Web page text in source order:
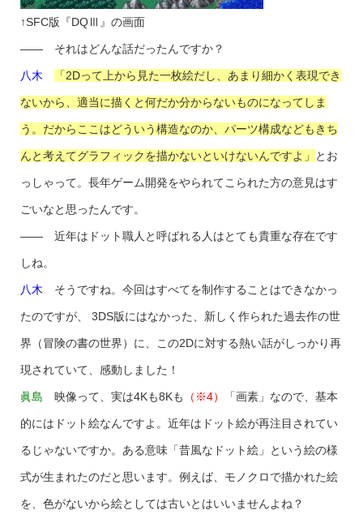
↑SFC版『DQⅢ』の画面
―― それはどんな話だったんですか？
八木 「2Dって上から見た一枚絵だし、あまり細かく表現でき
ないから、適当に描くと何だか分からないものになってしま
う。だからここはどういう構造なのか、パーツ構成などもきち
んと考えてグラフィックを描かないといけないんですよ」 とお
っしゃって。長年ゲーム開発をやられてこられた方の意見はす
ごいなと思ったんです。
―― 近年はドット職人と呼ばれる人はとても貴重な存在です
しね。
八木 そうですね。今回はすべてを制作することはできなかっ
たのですが、 3DS版にはなかった、新しく作られた過去作の世
界（冒険の書の世界）に、この2Dに対する熱い話がしっかり再
現されていて、感動しました！
眞島 映像って、実は4Kも8Kも （※4） 「画素」なので、基本
的にはドット絵なんですよ。近年はドット絵が再注目されてい
るじゃないですか。ある意味「昔風なドット絵」という絵の様
式が生まれたのだと思います。例えば、モノクロで描かれた絵
を、色がないから絵としては古いとはいいませんよね？